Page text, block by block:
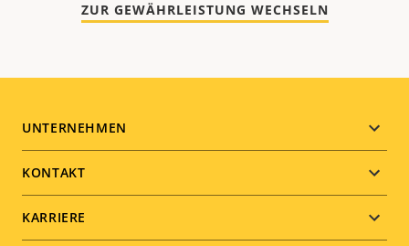
ZUR GEWÄHRLEISTUNG WECHSELN
Footer
menu
UNTERNEHMEN
KONTAKT
KARRIERE